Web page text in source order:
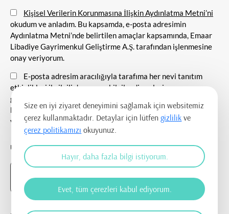
Kişisel Verilerin Korunmasına İlişkin Aydınlatma Metni’ni
okudum ve anladım. Bu kapsamda, e-posta adresimin
Aydınlatma Metni’nde belirtilen amaçlar kapsamında, Emaar
Libadiye Gayrimenkul Geliştirme A.Ş. tarafından işlenmesine
onay veriyorum.
E-posta adresim aracılığıyla tarafıma her nevi tanıtım
etkinlikleri ile ilgili duyuru ve bilgilendirmelerin
gönderilmesine, tanıtım ve pazarlama amacı ile iletişim
kurulmasına ve ticari elektronik ileti gönderilmesine onay
veriyorum.
UYGULAMAYI İNDİR
Size en iyi ziyaret deneyimini sağlamak için websitemiz
çerez kullanmaktadır. Detaylar için lütfengizlilik ve
çerez politikamızı okuyunuz.
Hayır, daha fazla bilgi istiyorum.
Evet, tüm çerezleri kabul ediyorum.